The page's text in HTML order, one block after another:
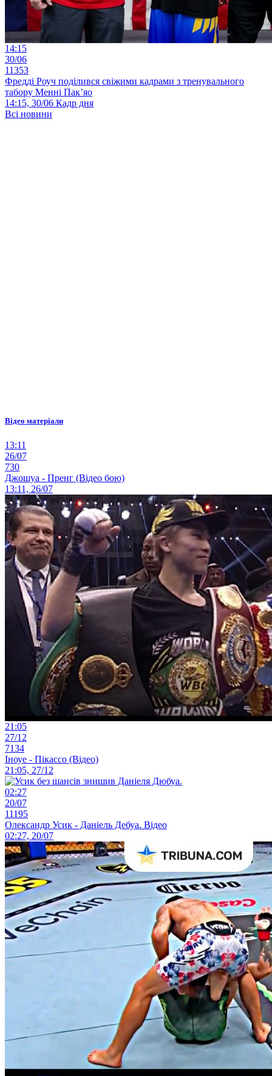
14:15
30/06
11353
Фредді Роуч поділився свіжими кадрами з тренувального
табору Менні Пак’яо
14:15, 30/06 Кадр дня
Всі новини
Відео матеріали
13:11
26/07
730
Джошуа - Пренг (Відео бою)
13:11, 26/07
21:05
27/12
7134
Іноуе - Пікассо (Відео)
21:05, 27/12
02:27
20/07
11195
Олександр Усик - Даніель Дебуа. Відео
02:27, 20/07